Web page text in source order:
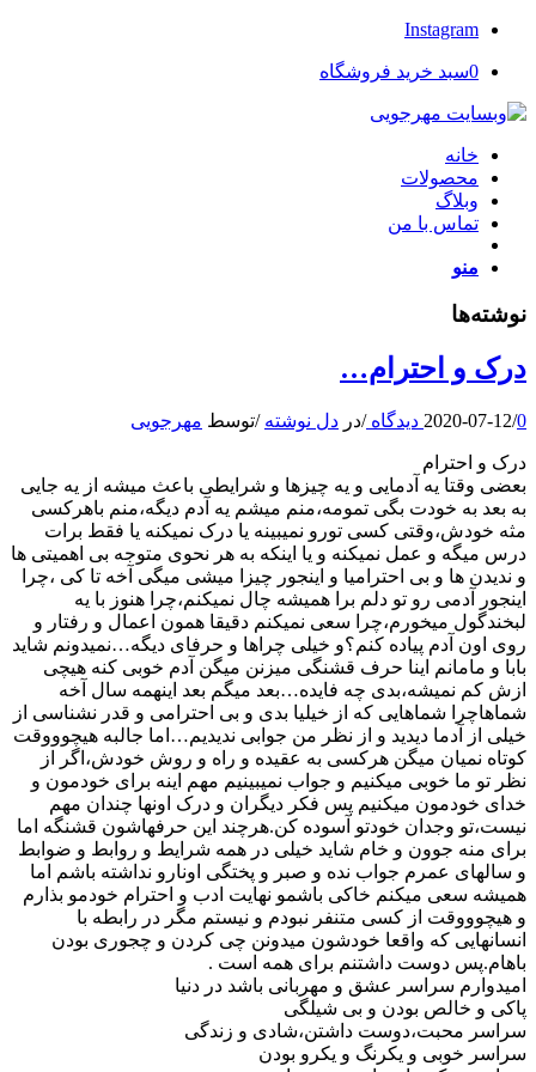
Instagram
0سبد خرید فروشگاه
خانه
محصولات
وبلاگ
تماس با من
منو
نوشته‌ها
درک و احترام…
2020-07-12/0 دیدگاه /در دل نوشته /توسط مهرجویی
درک و احترام
بعضی وقتا یه آدمایی و یه چیزها و شرایطی باعث میشه از یه جایی
به بعد به خودت بگی تمومه،منم میشم یه آدم دیگه،منم باهرکسی
مثه خودش،وقتی کسی تورو نمیبینه یا درک نمیکنه یا فقط برات
درس میگه و عمل نمیکنه و یا اینکه به هر نحوی متوجه بی اهمیتی ها
و ندیدن ها و بی احترامیا و اینجور چیزا میشی میگی آخه تا کی ،چرا
اینجور آدمی رو تو دلم برا همیشه چال نمیکنم،چرا هنوز با یه
لبخندگول میخورم،چرا سعی نمیکنم دقیقا همون اعمال و رفتار و
روی اون آدم پیاده کنم؟و خیلی چراها و حرفای دیگه…نمیدونم شاید
بابا و مامانم اینا حرف قشنگی میزنن میگن آدم خوبی کنه هیچی
ازش کم نمیشه،بدی چه فایده…بعد میگم بعد اینهمه سال آخه
شماهاچرا شماهایی که از خیلیا بدی و بی احترامی و قدر نشناسی از
خیلی از آدما دیدید و از نظر من جوابی ندیدیم…اما جالبه هیچوووقت
کوتاه نمیان میگن هرکسی به عقیده و راه و روش خودش،اگر از
نظر تو ما خوبی میکنیم و جواب نمیبینیم مهم اینه برای خودمون و
خدای خودمون میکنیم پس فکر دیگران و درک اونها چندان مهم
نیست،تو وجدان خودتو آسوده کن.هرچند این حرفهاشون قشنگه اما
برای منه جوون و خام شاید خیلی در همه شرایط و روابط و ضوابط
و سالهای عمرم جواب نده و صبر و پختگی اونارو نداشته باشم اما
همیشه سعی میکنم خاکی باشمو نهایت ادب و احترام خودمو بذارم
و هیچوووقت از کسی متنفر نبودم و نیستم مگر در رابطه با
انسانهایی که واقعا خودشون میدونن چی کردن و چجوری بودن
باهام.پس دوست داشتنم برای همه است .
امیدوارم سراسر عشق و مهربانی باشد در دنیا
پاکی و خالص بودن و بی شیلگی
سراسر محبت،دوست داشتن،شادی و زندگی
سراسر خوبی و یکرنگ و یکرو بودن